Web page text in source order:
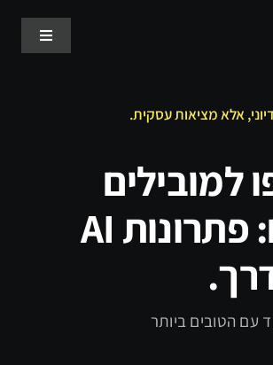
Toggle
למובילים
בתחום: פתרונות AI
עם הטובים ביותר